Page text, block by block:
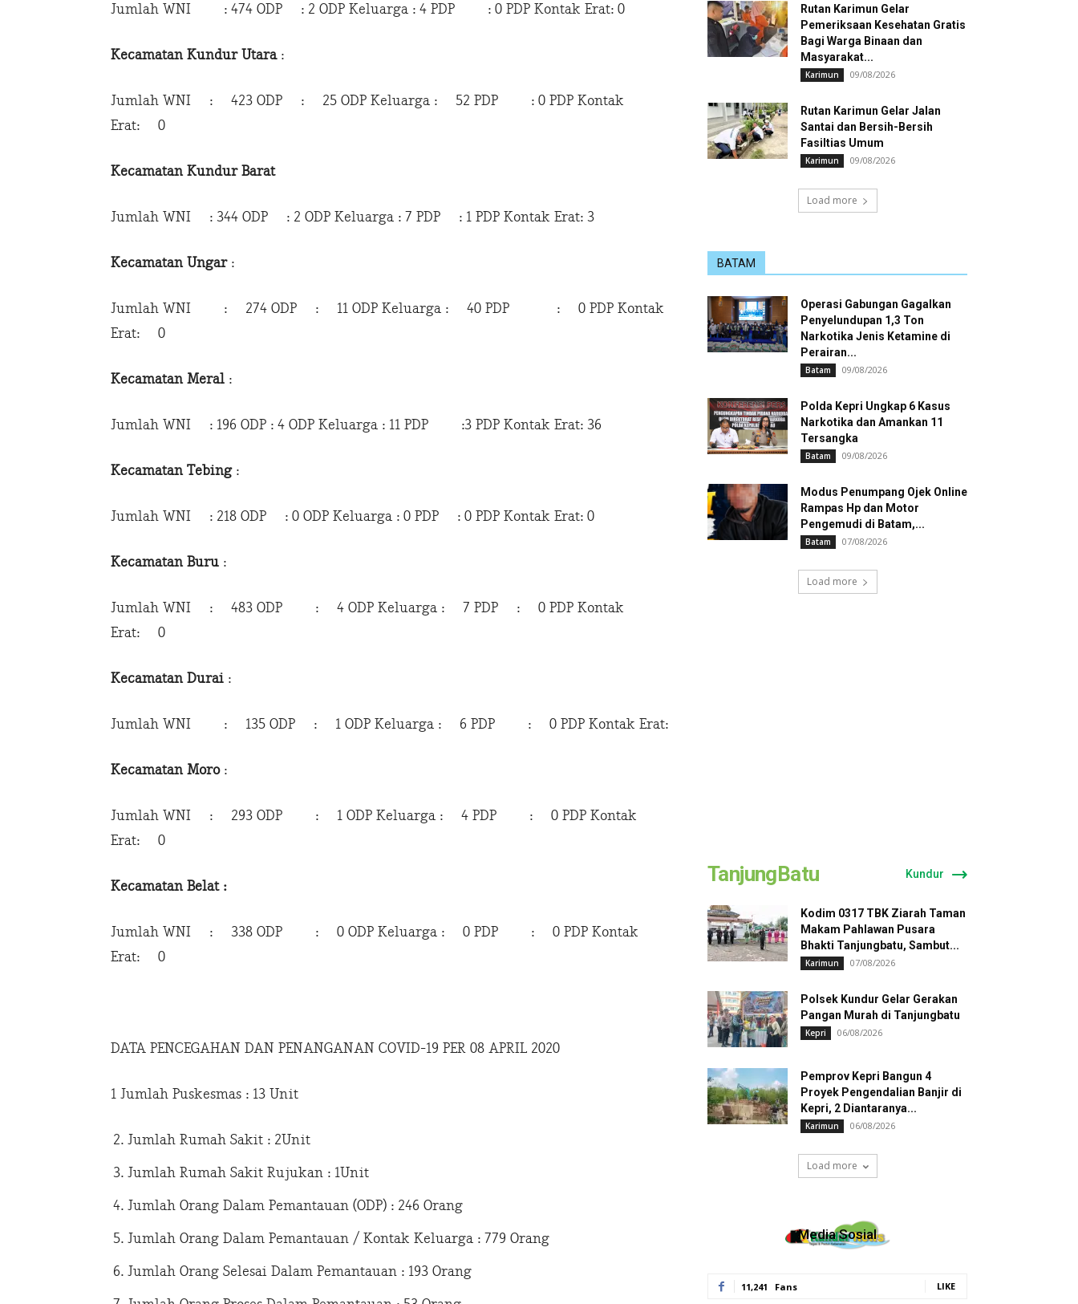
Jumlah WNI : 474 ODP : 2 ODP Keluarga : 4 PDP : 0 PDP Kontak Erat: 0
Kecamatan Kundur Utara:
Jumlah WNI : 423 ODP : 25 ODP Keluarga : 52 PDP : 0 PDP Kontak
Erat: 0
Kecamatan Kundur Barat
Jumlah WNI : 344 ODP : 2 ODP Keluarga : 7 PDP : 1 PDP Kontak Erat: 3
Kecamatan Ungar:
Jumlah WNI : 274 ODP : 11 ODP Keluarga : 40 PDP : 0 PDP Kontak
Erat: 0
Kecamatan Meral :
Jumlah WNI : 196 ODP : 4 ODP Keluarga : 11 PDP :3 PDP Kontak Erat: 36
Kecamatan Tebing:
Jumlah WNI : 218 ODP : 0 ODP Keluarga : 0 PDP : 0 PDP Kontak Erat: 0
Kecamatan Buru :
Jumlah WNI : 483 ODP : 4 ODP Keluarga : 7 PDP : 0 PDP Kontak
Erat: 0
Kecamatan Durai :
Jumlah WNI : 135 ODP : 1 ODP Keluarga : 6 PDP : 0 PDP Kontak Erat:
Kecamatan Moro:
Jumlah WNI : 293 ODP : 1 ODP Keluarga : 4 PDP : 0 PDP Kontak
Erat: 0
Kecamatan Belat :
Jumlah WNI : 338 ODP : 0 ODP Keluarga : 0 PDP : 0 PDP Kontak
Erat: 0
DATA PENCEGAHAN DAN PENANGANAN COVID-19 PER 08 APRIL 2020
1 Jumlah Puskesmas : 13 Unit
Jumlah Rumah Sakit : 2Unit
Jumlah Rumah Sakit Rujukan : 1Unit
Jumlah Orang Dalam Pemantauan (ODP) : 246 Orang
Jumlah Orang Dalam Pemantauan / Kontak Keluarga : 779 Orang
Jumlah Orang Selesai Dalam Pemantauan : 193 Orang
Rutan Karimun Gelar
Pemeriksaan Kesehatan Gratis
Bagi Warga Binaan dan
Masyarakat...
Karimun 09/08/2026
Rutan Karimun Gelar Jalan
Santai dan Bersih-Bersih
Fasiltias Umum
Karimun 09/08/2026
Load more
BATAM
Operasi Gabungan Gagalkan
Penyelundupan 1,3 Ton
Narkotika Jenis Ketamine di
Perairan...
Batam 09/08/2026
Polda Kepri Ungkap 6 Kasus
Narkotika dan Amankan 11
Tersangka
Batam 09/08/2026
Modus Penumpang Ojek Online
Rampas Hp dan Motor
Pengemudi di Batam,...
Batam 07/08/2026
Load more
TanjungBatu Kundur
Kodim 0317 TBK Ziarah Taman
Makam Pahlawan Pusara
Bhakti Tanjungbatu, Sambut...
Karimun 07/08/2026
Polsek Kundur Gelar Gerakan
Pangan Murah di Tanjungbatu
Kepri 06/08/2026
Pemprov Kepri Bangun 4
Proyek Pengendalian Banjir di
Kepri, 2 Diantaranya...
Karimun 06/08/2026
Load more
Media Sosial
11,241 Fans LIKE